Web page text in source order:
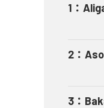
1 ：
2 ：
3 ：